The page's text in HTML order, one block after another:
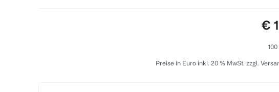
€
Preise in Euro inkl. 20 % MwSt. zzgl.